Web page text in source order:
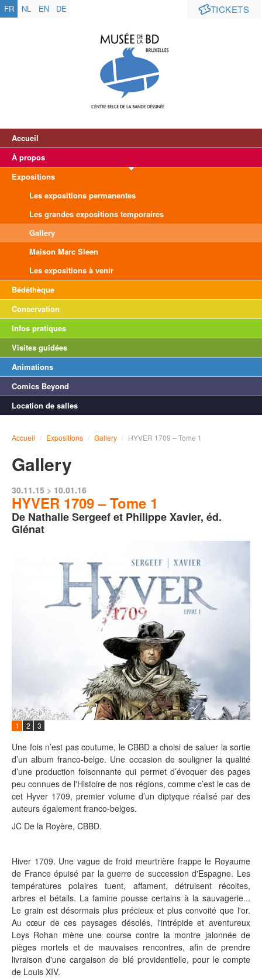
TICKETS
FR NL EN DE
Accueil
À propos
Expositions
Les expositions permanentes
Les grandes expositions temporaires
Gallery
Maison Marc Sleen
Les expositions à venir
Bédéthèque
Conservation
Infos pratiques
Visites guidées
Animations
Comics Beyond
Location de salles
Accueil / Expositions / Gallery / HYVER 1709 – Tome 1
Gallery
30.11.15 > 10.01.16
HYVER 1709 – Tome 1
De Nathalie Sergeef et Philippe Xavier, éd.
Glénat
1 2 3
Une fois n’est pas coutume, le CBBD a choisi de saluer la sortie
d’un album franco-belge. Une occasion de souligner la qualité
d’une production foisonnante qui permet d’évoquer des pages
peu connues de l'Histoire de nos régions, comme c’est le cas de
cet Hyver 1709, premier volume d’un diptyque réalisé par des
auteurs également franco-belges.
JC De la Royère, CBBD.
Hiver 1709. Une vague de froid meurtrière frappe le Royaume
de France épuisé par la guerre de succession d'Espagne. Les
températures polaires tuent, affament, détruisent récoltes,
arbres et bétails. La famine pousse certains à la sauvagerie...
Le grain est désormais plus précieux et plus convoité que l'or.
Au cœur de ces paysages désolés, l'intrépide et aventureux
Loys Rohan mène une course contre la montre jalonnée de
pièges mortels et de mauvaises rencontres, afin de prendre
livraison d'une cargaison de blé providentielle, pour le compte
de Louis XIV.